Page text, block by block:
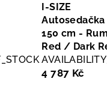
I-SIZE
Autosedačka
150 cm -
Red / Dark
4 787 Kč